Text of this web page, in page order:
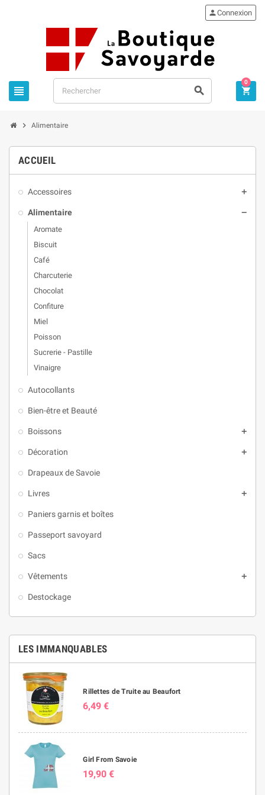
 
Connexion

0
 Alimentaire
ACCUEIL
Accessoires 
Alimentaire 
Aromate
Biscuit
Café
Charcuterie
Chocolat
Confiture
Miel
Poisson
Sucrerie - Pastille
Vinaigre
Autocollants
Bien-être et Beauté
Boissons 
Décoration 
Drapeaux de Savoie
Livres 
Paniers garnis et boîtes
Passeport savoyard
Sacs
Vêtements 
Destockage
LES IMMANQUABLES
Rillettes de Truite au Beaufort
6,49 €
Girl From Savoie
19,90 €